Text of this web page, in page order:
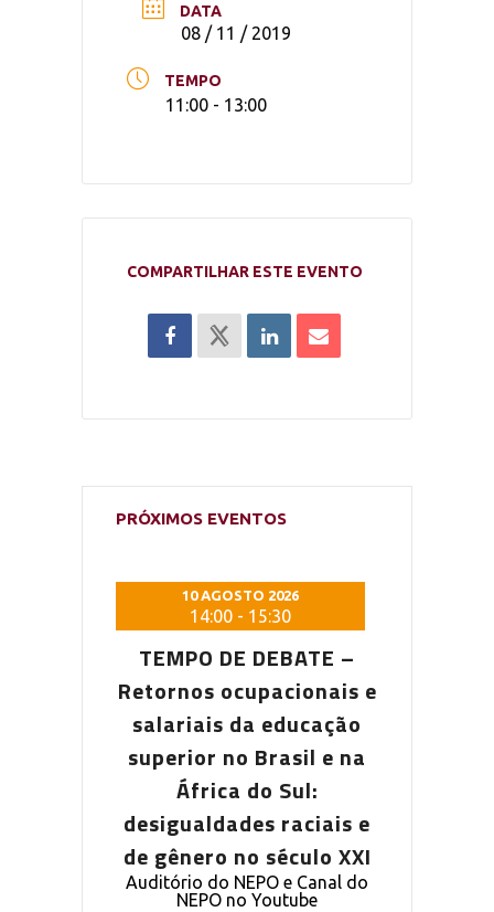
DATA
08 / 11 / 2019
TEMPO
11:00 - 13:00
COMPARTILHAR ESTE EVENTO
PRÓXIMOS EVENTOS
10 AGOSTO 2026
14:00 - 15:30
TEMPO DE DEBATE –
Retornos ocupacionais e
salariais da educação
superior no Brasil e na
África do Sul:
desigualdades raciais e
de gênero no século XXI
Auditório do NEPO e Canal do
NEPO no Youtube